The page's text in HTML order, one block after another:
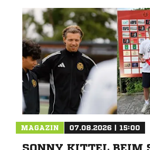
MAGAZIN 07.08.2026 | 15:00